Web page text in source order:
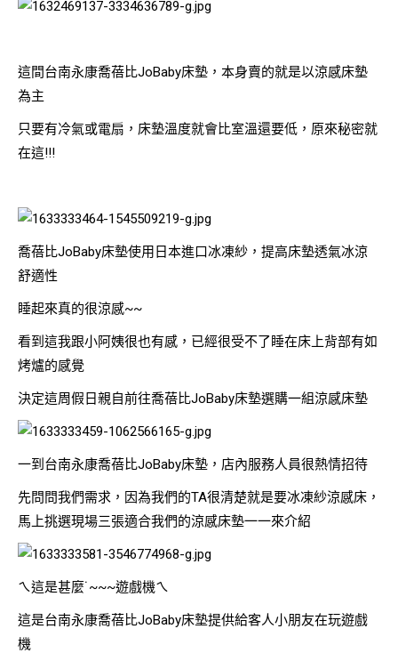
這間台南永康喬蓓比JoBaby床墊，本身賣的就是以涼感床墊
為主
只要有冷氣或電扇，床墊溫度就會比室溫還要低，原來秘密就
在這!!!
喬蓓比JoBaby床墊使用日本進口冰凍紗，提高床墊透氣冰涼
舒適性
睡起來真的很涼感~~
看到這我跟小阿姨很也有感，已經很受不了睡在床上背部有如
烤爐的感覺
決定這周假日親自前往喬蓓比JoBaby床墊選購一組涼感床墊
一到台南永康喬蓓比JoBaby床墊，店內服務人員很熱情招待
先問問我們需求，因為我們的TA很清楚就是要冰凍紗涼感床，
馬上挑選現場三張適合我們的涼感床墊一一來介紹
ㄟ這是甚麼˙~~~遊戲機ㄟ
這是台南永康喬蓓比JoBaby床墊提供給客人小朋友在玩遊戲
機